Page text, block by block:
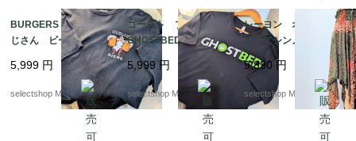
BURGERS N BEER お
じさん ビール Tシ
ャツ プリント XLサ
イズ コットン ブ
ラック XLサイズ エ
ルサルバドル製
5,999 円
selectshop Merci.
ゴースト プリント
GHOSTBED コッ
トン ブラック Lサ
イズ カンボジア製 T
シャツ
5,999円
selectshop Merci.
レーヨン オリエンタ
ル アシンメトリー
スカート エスニック
柄 オレンジ オリー
ブグリーン ワンサイ
ズ
9,890 円
selectshop Merci.